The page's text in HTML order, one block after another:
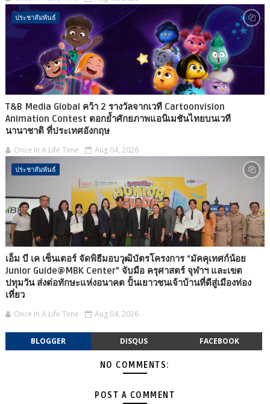
ประชาสัมพันธ์
T&B Media Global คว้า 2 รางวัลจากเวที Cartoonvision
Animation Contest ตอกย้ำศักยภาพแอนิเมชันไทยบนเวที
นานาชาติ ที่ประเทศอังกฤษ
Once In A Life Time Aug 04, 2026
ประชาสัมพันธ์
เอ็ม บี เค เซ็นเตอร์ จัดพิธีมอบวุฒิบัตรโครงการ “มัคคุเทศก์น้อย
Junior Guide@MBK Center” จับมือ ครุศาสตร์ จุฬาฯ และเขต
ปทุมวัน ส่งต่อทักษะแห่งอนาคต ปั้นเยาวชนเจ้าบ้านที่ดีสู่เมืองท่อง
เที่ยว
Once In A Life Time Aug 04, 2026
BLOGGER DISQUS FACEBOOK
NO COMMENTS:
POST A COMMENT